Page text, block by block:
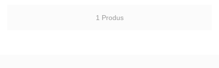
1 Produs